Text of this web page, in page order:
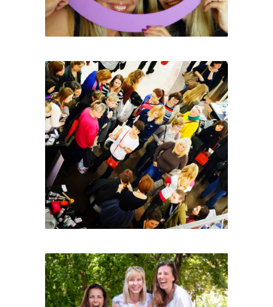
Ženy s.r.o.
Den, kdy se mám ráda